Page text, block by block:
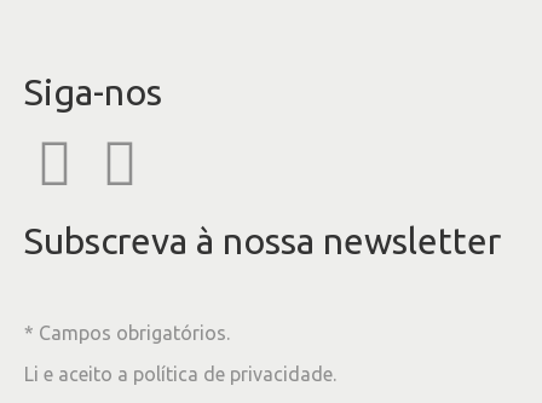
Siga-nos
Subscreva à nossa newsletter
* Campos obrigatórios.
Li e aceito a política de privacidade.